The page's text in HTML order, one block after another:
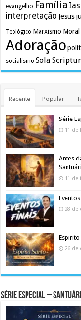
evangelho Família
interpretação Jesus
Teológico Marxismo Moral
Adoração
socialismo Sola
Recente Popular
Série
11 de
Antes
11 de
28 de
Espirito
26 de
Série Especial –